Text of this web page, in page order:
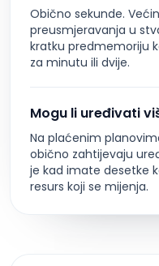
Obično sekunde.
preusmjeravanja u
kratku predmemoriju
za minutu ili dvije.
Mogu li uređivati
Na plaćenim
obično zahtijevaju
je kad imate desetke
resurs koji se mijenja.